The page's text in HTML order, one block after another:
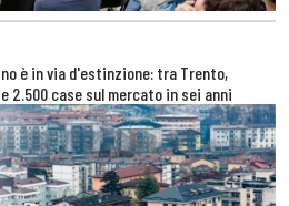
è in via d'estinzione: tra Trento,
2.500 case sul mercato in sei anni